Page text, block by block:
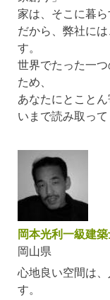
家は、そこに暮ら
だから、弊社に
す。
世界でたった一
ため、
あなたにとこと
いまで読み取って
岡本光利一級建
岡山県
心地良い空間は
す。